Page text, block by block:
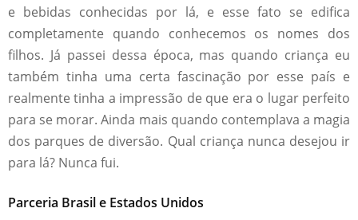
e bebidas conhecidas por lá, e esse fato se edifica
completamente quando conhecemos os nomes dos
filhos. Já passei dessa época, mas quando criança eu
também tinha uma certa fascinação por esse país e
realmente tinha a impressão de que era o lugar perfeito
para se morar. Ainda mais quando contemplava a magia
dos parques de diversão. Qual criança nunca desejou ir
para lá? Nunca fui.
Parceria Brasil e Estados Unidos